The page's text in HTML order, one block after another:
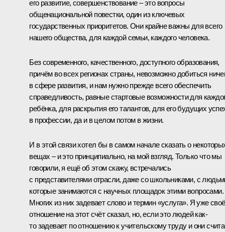
его развитие, совершенствование – это вопросы
общенациональной повестки, один из ключевых
государственных приоритетов. Они крайне важны для всего
нашего общества, для каждой семьи, каждого человека.
Без современного, качественного, доступного образования,
причём во всех регионах страны, невозможно добиться
в сфере развития, и нам нужно прежде всего обеспечить
справедливость, равные стартовые возможности для
ребёнка, для раскрытия его талантов, для его будущих
в профессии, да и в целом потом в жизни.
И в этой связи хотел бы в самом начале сказать о
вещах – и это принципиально, на мой взгляд. Только что мы
говорили, я ещё об этом скажу, встречались
с представителями отрасли, даже со школьниками, с
которые занимаются с научных площадок этими вопросами.
Многих из них задевает слово и термин «услуга». Я уже своё
отношение на этот счёт сказал, но, если это людей как-
то задевает по отношению к учительскому труду и они